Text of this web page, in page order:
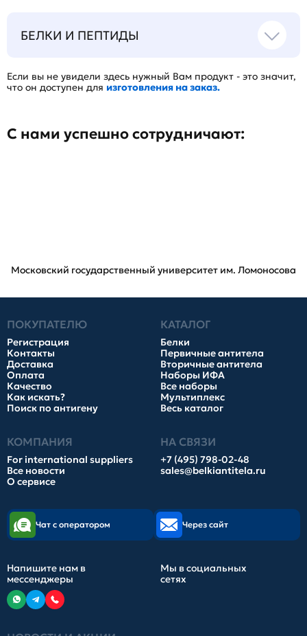
БЕЛКИ И ПЕПТИДЫ
Если вы не увидели здесь нужный Вам продукт - это значит,
что он доступен для изготовления на заказ.
С нами успешно сотрудничают:
Московский государственный университет им. Ломоносова
ПОКУПАТЕЛЮ
Регистрация
Контакты
Доставка
Оплата
Качество
Как искать?
Поиск по антигену
КАТАЛОГ
Белки
Первичные антитела
Вторичные антитела
Наборы ИФА
Все наборы
Мультиплекс
Весь каталог
КОМПАНИЯ
For international suppliers
Все новости
О сервисе
НА СВЯЗИ
+7 (495) 798-02-48
sales@belkiantitela.ru
Чат с оператором Через сайт
Напишите нам в
мессенджеры
Мы в социальных
сетях